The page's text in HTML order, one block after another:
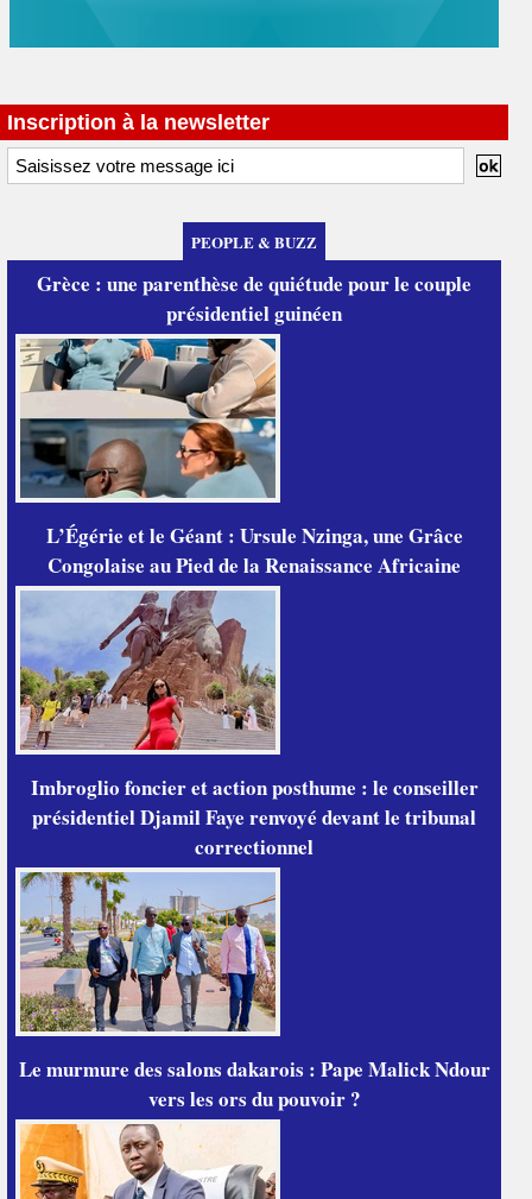
Inscription à la newsletter
PEOPLE & BUZZ
Grèce : une parenthèse de quiétude pour le couple
présidentiel guinéen
L’Égérie et le Géant : Ursule Nzinga, une Grâce
Congolaise au Pied de la Renaissance Africaine
Imbroglio foncier et action posthume : le conseiller
présidentiel Djamil Faye renvoyé devant le tribunal
correctionnel
Le murmure des salons dakarois : Pape Malick Ndour
vers les ors du pouvoir ?